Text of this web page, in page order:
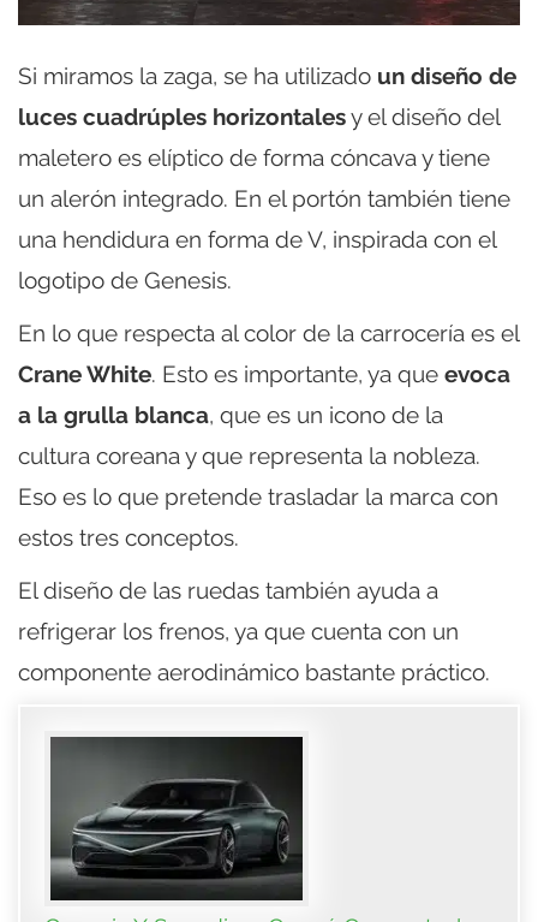
Si miramos la zaga, se ha utilizado un diseño de
luces cuadrúples horizontalesy el diseño del
maletero es elíptico de forma cóncava y tiene
un alerón integrado. En el portón también tiene
una hendidura en forma de V, inspirada con el
logotipo de Genesis.
En lo que respecta al color de la carrocería es el
Crane White. Esto es importante, ya que evoca
a la grulla blanca, que es un icono de la
cultura coreana y que representa la nobleza.
Eso es lo que pretende trasladar la marca con
estos tres conceptos.
El diseño de las ruedas también ayuda a
refrigerar los frenos, ya que cuenta con un
componente aerodinámico bastante práctico.